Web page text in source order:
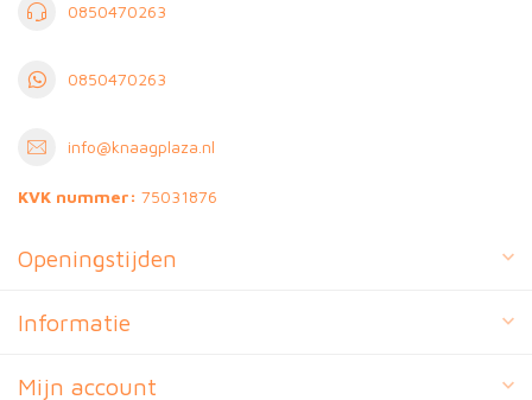
0850470263
0850470263
info@knaagplaza.nl
KVK nummer: 75031876
Openingstijden
Informatie
Mijn account